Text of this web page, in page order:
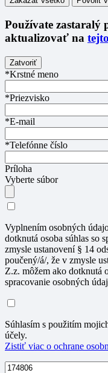
Používate zastaralý
aktualizovať na tejto
Zatvoriť
*Krstné meno
*Priezvisko
*E-mail
*Telefónne číslo
Príloha
Vyberte súbor
Vyplnením osobných
dotknutá osoba súhlas so
zmysle ustanovení § 14
poučený/á/, že v zmysle
Z.z. môžem ako dotknutá
spracovanie osobných
Súhlasím s použitím
účely.
Zistiť viac o ochrane